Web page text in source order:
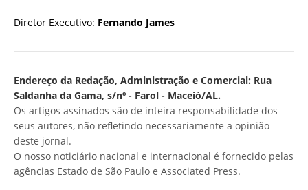
Diretor Executivo: Fernando James
Endereço da Redação, Administração e Comercial: Rua
Saldanha da Gama, s/nº - Farol - Maceió/AL.
Os artigos assinados são de inteira responsabilidade dos
seus autores, não refletindo necessariamente a opinião
deste jornal.
O nosso noticiário nacional e internacional é fornecido pelas
agências Estado de São Paulo e Associated Press.